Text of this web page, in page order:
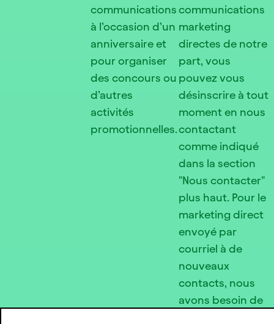
communications
à l’occasion d’un
anniversaire et
pour organiser
des concours ou
d’autres
activités
promotionnelles.
communications
marketing
directes de notre
part, vous
pouvez vous
désinscrire à tout
moment en nous
contactant
comme indiqué
dans la section
"Nous contacter"
plus haut. Pour le
marketing direct
envoyé par
courriel à de
nouveaux
contacts, nous
avons besoin de